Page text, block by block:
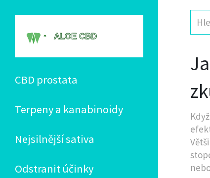
CBD prostata
Terpeny a kanabinoidy
Nejsilnější sativa
Odstranit účinky